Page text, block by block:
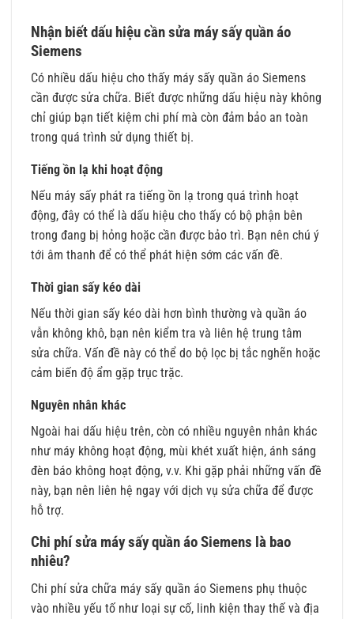
Nhận biết dấu hiệu cần sửa máy sấy quần áo
Siemens
Có nhiều dấu hiệu cho thấy máy sấy quần áo Siemens
cần được sửa chữa. Biết được những dấu hiệu này không
chỉ giúp bạn tiết kiệm chi phí mà còn đảm bảo an toàn
trong quá trình sử dụng thiết bị.
Tiếng ồn lạ khi hoạt động
Nếu máy sấy phát ra tiếng ồn lạ trong quá trình hoạt
động, đây có thể là dấu hiệu cho thấy có bộ phận bên
trong đang bị hỏng hoặc cần được bảo trì. Bạn nên chú ý
tới âm thanh để có thể phát hiện sớm các vấn đề.
Thời gian sấy kéo dài
Nếu thời gian sấy kéo dài hơn bình thường và quần áo
vẫn không khô, bạn nên kiểm tra và liên hệ trung tâm
sửa chữa. Vấn đề này có thể do bộ lọc bị tắc nghẽn hoặc
cảm biến độ ẩm gặp trục trặc.
Nguyên nhân khác
Ngoài hai dấu hiệu trên, còn có nhiều nguyên nhân khác
như máy không hoạt động, mùi khét xuất hiện, ánh sáng
đèn báo không hoạt động, v.v. Khi gặp phải những vấn đề
này, bạn nên liên hệ ngay với dịch vụ sửa chữa để được
hỗ trợ.
Chi phí sửa máy sấy quần áo Siemens là bao
nhiêu?
Chi phí sửa chữa máy sấy quần áo Siemens phụ thuộc
vào nhiều yếu tố như loại sự cố, linh kiện thay thế và địa